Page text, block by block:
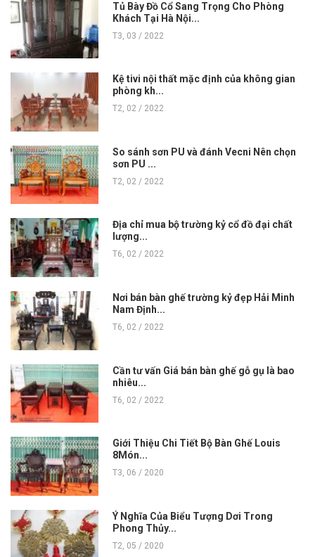
Tủ Bày Đồ Cổ Sang Trọng Cho Phòng
Khách Tại Hà Nội...
T3, 03 / 2022
Kệ tivi nội thất mặc định của không gian
phòng kh...
T2, 02 / 2022
So sánh sơn PU và đánh Vecni Nên chọn
sơn PU ...
T2, 02 / 2022
Địa chỉ mua bộ trường kỷ cổ đồ đại chất
lượng...
T6, 02 / 2022
Nơi bán bàn ghế trường kỷ đẹp Hải Minh
Nam Định...
T6, 02 / 2022
Cần tư vấn Giá bán bàn ghế gỗ gụ là bao
nhiêu...
T6, 02 / 2022
Giới Thiệu Chi Tiết Bộ Bàn Ghế Louis
8Món...
T3, 06 / 2020
Ý Nghĩa Của Biểu Tượng Dơi Trong
Phong Thủy...
T2, 05 / 2020